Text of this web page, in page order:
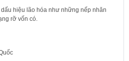
hiệu lão hóa như những nếp nhăn
rỡ vốn có.